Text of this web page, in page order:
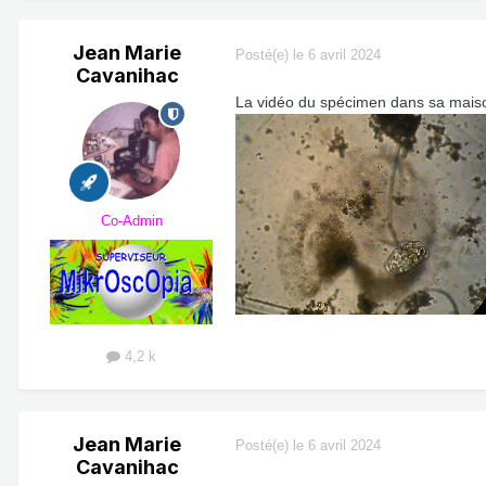
Jean Marie
Cavanihac
Co-Admin
4,2 k
Posté(e) le 6 avril 2024
La vidéo du spécimen dans sa
Jean Marie
Cavanihac
Posté(e) le 6 avril 2024